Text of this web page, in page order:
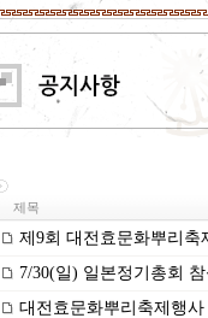
제목
제9회 대전효문화뿌리축
7/30(일) 일본정기총회 참
대전효문화뿌리축제행사